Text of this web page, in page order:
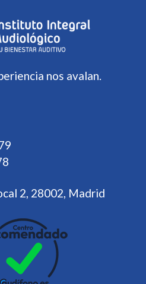
nos avalan.
2, 28002, Madrid